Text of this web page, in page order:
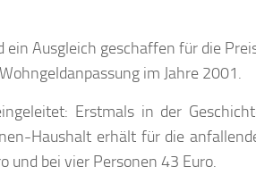
Ausgleich geschaffen für die
im Jahre 2001.
Erstmals in der
Haushalt erhält für die
und bei vier Personen 43 Euro.